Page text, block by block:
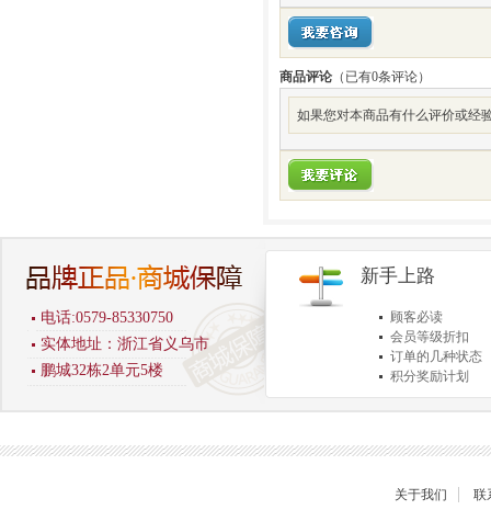
商品评论 （已有0条评论）
如果您对本商品有什么评价或经
电话:0579-85330750
实体地址：浙江省义乌市
鹏城32栋2单元5楼
新手上路
顾客必读
会员等级折扣
订单的几种状态
积分奖励计划
商品退货保障
关于我们 联